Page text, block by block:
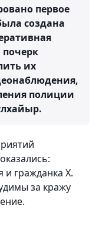
первое
создана
их
полиции
и гражданка Х.
за кражу